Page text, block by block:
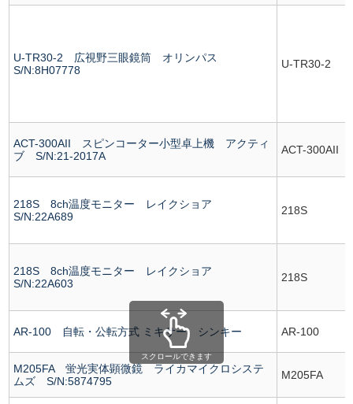
U-TR30-2 広視野三眼鏡筒 オリンパス
S/N:8H07778
U-TR30-2
ACT-300AII スピンコーター小型卓上機 アクティ
ブ S/N:21-2017A
ACT-300AII
218S 8ch温度モニター レイクショア
S/N:22A689
218S
218S 8ch温度モニター レイクショア
S/N:22A603
218S
AR-100 自転・公転方式 ミキサー シンキー AR-100
M205FA 蛍光実体顕微鏡 ライカマイクロシステ
ムズ S/N:5874795
M205FA
スクロールできます